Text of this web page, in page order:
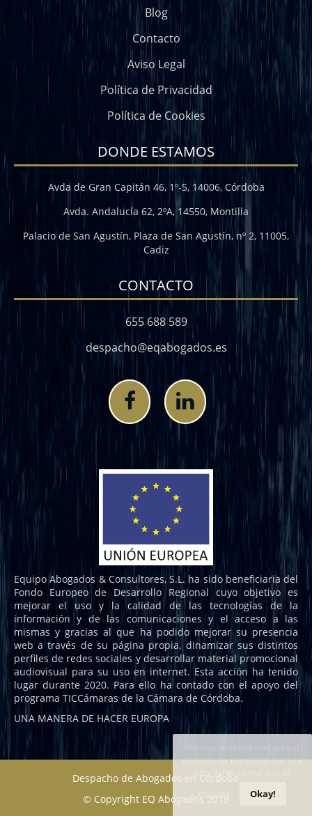
cookies. By browsing our site
you agree to our use of
cookies.
Okay!
Blog
Contacto
Aviso Legal
Política de Privacidad
Política de Cookies
DONDE ESTAMOS
Avda de Gran Capitán 46, 1º-5, 14006, Córdoba
Avda. Andalucía 62, 2ºA, 14550, Montilla
Palacio de San Agustín, Plaza de San Agustín, nº 2, 11005,
Cadiz
CONTACTO
655 688 589
despacho@eqabogados.es
Equipo Abogados & Consultores, S.L. ha sido beneficiaria del
Fondo Europeo de Desarrollo Regional cuyo objetivo es
mejorar el uso y la calidad de las tecnologías de la
información y de las comunicaciones y el acceso a las
mismas y gracias al que ha podido mejorar su presencia
web a través de su página propia, dinamizar sus distintos
perfiles de redes sociales y desarrollar material promocional
audiovisual para su uso en internet. Esta acción ha tenido
lugar durante 2020. Para ello ha contado con el apoyo del
programa TICCámaras de la Cámara de Córdoba.
UNA MANERA DE HACER EUROPA
Despacho de Abogados en Córdoba
© Copyright EQ Abogados 2019